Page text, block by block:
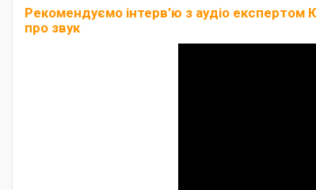
Рекомендуємо інтерв’ю з аудіо
про звук